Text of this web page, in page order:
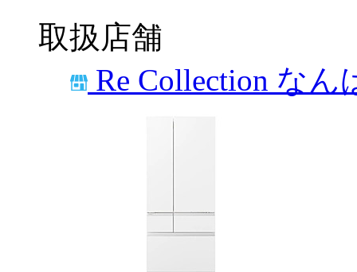
取扱店舗
Re Collection なん